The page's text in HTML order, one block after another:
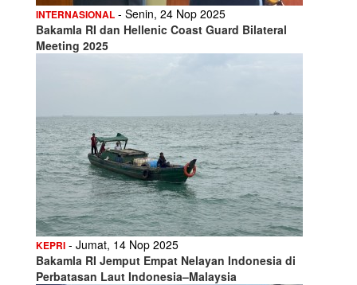
INTERNASIONAL - Senin, 24 Nop 2025
Bakamla RI dan Hellenic Coast Guard Bilateral
Meeting 2025
KEPRI - Jumat, 14 Nop 2025
Bakamla RI Jemput Empat Nelayan Indonesia di
Perbatasan Laut Indonesia–Malaysia